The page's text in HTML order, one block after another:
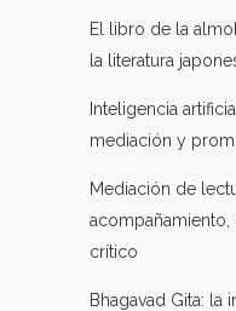
El libro de la
la literatura
Inteligencia
mediación y
Mediación de
crítico
Bhagavad Gita: